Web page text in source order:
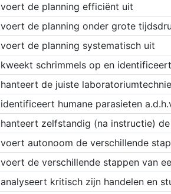
voert de planning efficiënt uit
voert de planning onder grote
voert de planning systematisch uit
kweekt schrimmels op en
hanteert de juiste
identificeert humane parasieten
hanteert zelfstandig (na instructie)
voert autonoom de verschillende
voert de verschillende stappen van
analyseert kritisch zijn handelen en